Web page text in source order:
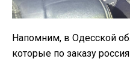
Напомним, в Одесской
которые по заказу